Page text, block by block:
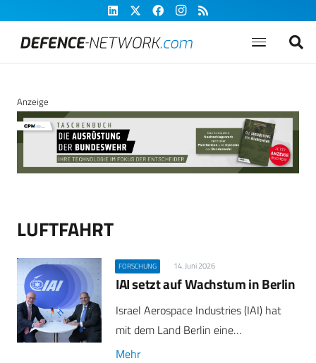
Anzeige
LUFTFAHRT
FORSCHUNG 14. Juni 2026
IAI setzt auf Wachstum in Berlin
Israel Aerospace Industries (IAI) hat
mit dem Land Berlin eine…
Mehr